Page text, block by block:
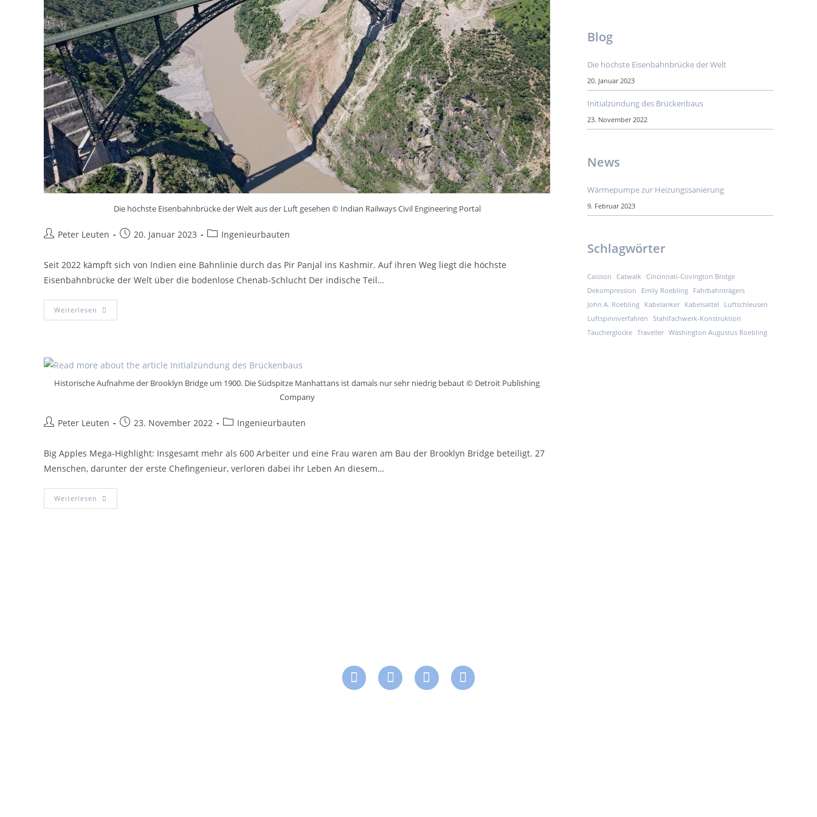
Die höchste Eisenbahnbrücke der Welt aus der Luft gesehen © Indian Railways Civil Engineering Portal
Peter Leuten 20. Januar 2023 Ingenieurbauten
Seit 2022 kämpft sich von Indien eine Bahnlinie durch das Pir Panjal ins Kashmir. Auf ihren Weg liegt die höchste
Eisenbahnbrücke der Welt über die bodenlose Chenab-Schlucht Der indische Teil…
Weiterlesen
Historische Aufnahme der Brooklyn Bridge um 1900. Die Südspitze Manhattans ist damals nur sehr niedrig bebaut © Detroit Publishing
Company
Peter Leuten 23. November 2022 Ingenieurbauten
Big Apples Mega-Highlight: Insgesamt mehr als 600 Arbeiter und eine Frau waren am Bau der Brooklyn Bridge beteiligt. 27
Menschen, darunter der erste Chefingenieur, verloren dabei ihr Leben An diesem…
Weiterlesen
Blog
Die höchste Eisenbahnbrücke der Welt
20. Januar 2023
Initialzündung des Brückenbaus
23. November 2022
News
Wärmepumpe zur Heizungssanierung
9. Februar 2023
Schlagwörter
Caisson Catwalk Cincinnati-Covington Bridge
Dekompression
Emily Roebling
Fahrbahnträgers
John A. Roebling
Kabelanker Kabelsattel
Luftschleusen
Luftspinnverfahren
Stahlfachwerk-Konstruktion
Taucherglocke Traveller Washington Augustus Roebling